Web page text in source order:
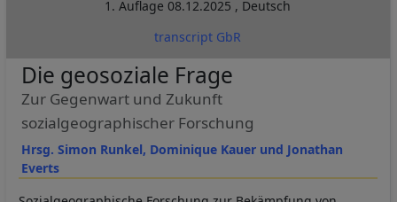
1. Auflage08.12.2025 , Deutsch
transcript GbR
Hrsg. Simon Runkel, Dominique Kauer und Jonathan
Everts
Die geosoziale Frage
Zur Gegenwart und Zukunft
sozialgeographischer Forschung